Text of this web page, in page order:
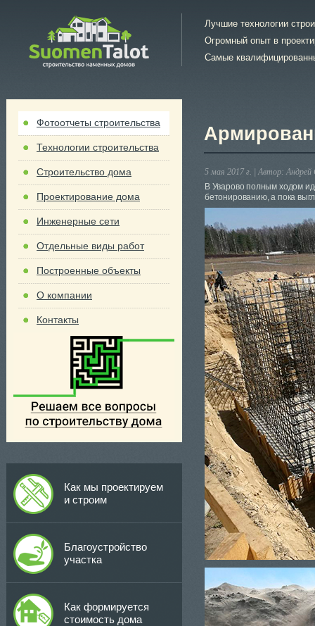
Лучшие технологии
Огромный опыт в
Самые
Фотоотчеты строительства
Технологии строительства
Строительство дома
Проектирование дома
Инженерные сети
Отдельные виды работ
Построенные объекты
О компании
Контакты
Как мы проектируем
и строим
Благоустройство
участка
Как формируется
стоимость дома
5 мая 2017 г. | Автор: Андрей
В Уварово полным ходом
бетонированию, а пока